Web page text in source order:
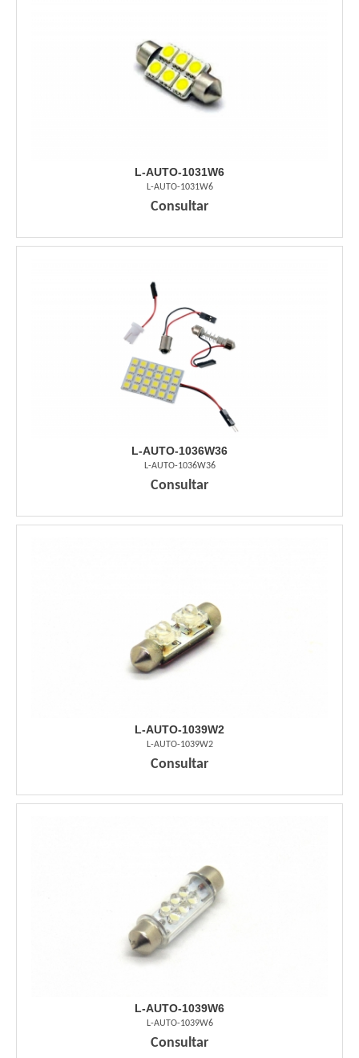
L-AUTO-1031W6
L-AUTO-1031W6
Consultar
L-AUTO-1036W36
L-AUTO-1036W36
Consultar
L-AUTO-1039W2
L-AUTO-1039W2
Consultar
L-AUTO-1039W6
L-AUTO-1039W6
Consultar